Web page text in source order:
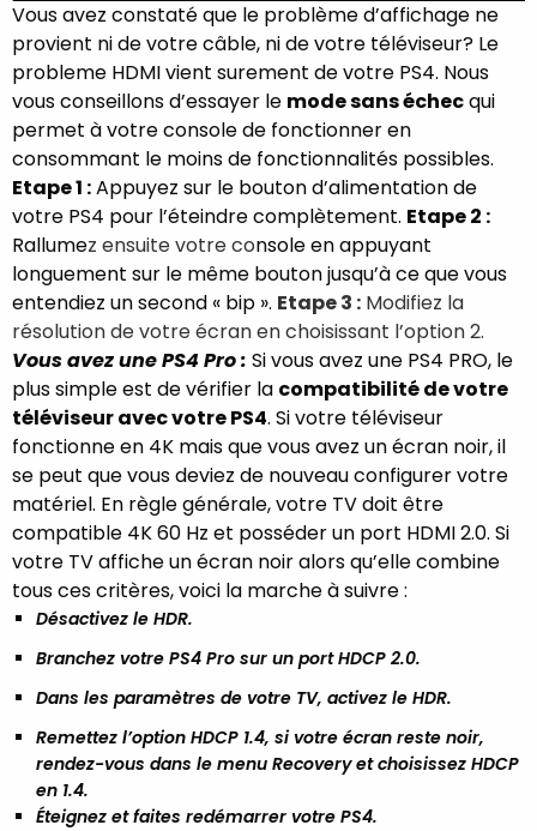
Vous avez constaté que le problème d’affichage ne
provient ni de votre câble, ni de votre téléviseur? Le
probleme HDMI vient surement de votre PS4. Nous
vous conseillons d’essayer le mode sans échecqui
permet à votre console de fonctionner en
consommant le moins de fonctionnalités possibles.
Etape 1 :Appuyez sur le bouton d’alimentation de
votre PS4 pour l’éteindre complètement. Etape 2 :
Rallumez ensuite votre console en appuyant
longuement sur le même bouton jusqu’à ce que vous
entendiez un second « bip ». Etape 3 : Modifiez la
résolution de votre écran en choisissant l’option 2.
Vous avez une PS4 Pro : Si vous avez une PS4 PRO, le
plus simple est de vérifier la compatibilité de votre
téléviseur avec votre PS4. Si votre téléviseur
fonctionne en 4K mais que vous avez un écran noir, il
se peut que vous deviez de nouveau configurer votre
matériel. En règle générale, votre TV doit être
compatible 4K 60 Hz et posséder un port HDMI 2.0. Si
votre TV affiche un écran noir alors qu’elle combine
tous ces critères, voici la marche à suivre :
Désactivez le HDR.
Branchez votre PS4 Pro sur un port HDCP 2.0.
Dans les paramètres de votre TV, activez le HDR.
Remettez l’option HDCP 1.4, si votre écran reste noir,
rendez-vous dans le menu Recovery et choisissez HDCP
en 1.4.
Éteignez et faites redémarrer votre PS4.